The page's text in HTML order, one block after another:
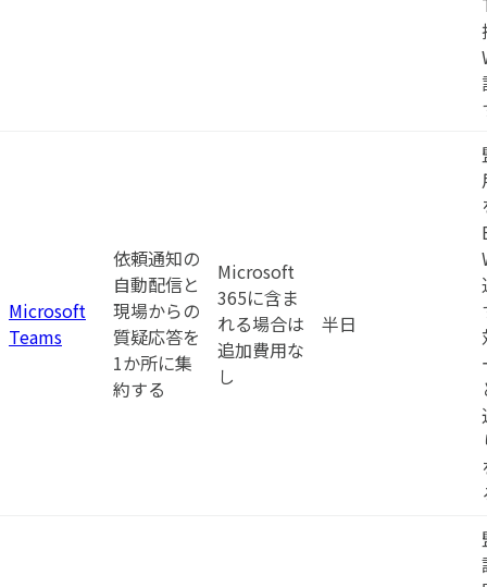
Microsoft
Teams
依頼通知の
自動配信と
現場からの
質疑応答を
1か所に集
約する
Microsoft
365に含ま
れる場合は
追加費用な
し
半日